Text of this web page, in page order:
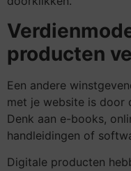
producten
Een andere
met je website is door
Denk aan e-books,
handleidingen of
Digitale producten